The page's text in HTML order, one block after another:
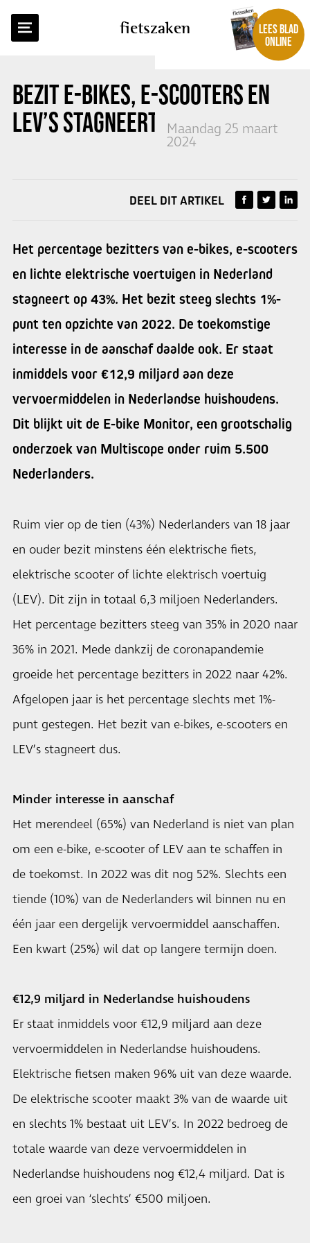
fietszaken
LEES BLAD
ONLINE
BEZIT E-BIKES, E-SCOOTERS EN
LEV’S STAGNEERT
Maandag 25 maart
2024
TERUG NAAR OVERZICHT
DEEL DIT ARTIKEL
Het percentage bezitters van e-bikes, e-scooters
en lichte elektrische voertuigen in Nederland
stagneert op 43%. Het bezit steeg slechts 1%-
punt ten opzichte van 2022. De toekomstige
interesse in de aanschaf daalde ook. Er staat
inmiddels voor €12,9 miljard aan deze
vervoermiddelen in Nederlandse huishoudens.
Dit blijkt uit de E-bike Monitor, een grootschalig
onderzoek van Multiscope onder ruim 5.500
Nederlanders.
Ruim vier op de tien (43%) Nederlanders van 18 jaar
en ouder bezit minstens één elektrische fiets,
elektrische scooter of lichte elektrisch voertuig
(LEV). Dit zijn in totaal 6,3 miljoen Nederlanders.
Het percentage bezitters steeg van 35% in 2020 naar
36% in 2021. Mede dankzij de coronapandemie
groeide het percentage bezitters in 2022 naar 42%.
Afgelopen jaar is het percentage slechts met 1%-
punt gestegen. Het bezit van e-bikes, e-scooters en
LEV’s stagneert dus.
Minder interesse in aanschaf
Het merendeel (65%) van Nederland is niet van plan
om een e-bike, e-scooter of LEV aan te schaffen in
de toekomst. In 2022 was dit nog 52%. Slechts een
tiende (10%) van de Nederlanders wil binnen nu en
één jaar een dergelijk vervoermiddel aanschaffen.
Een kwart (25%) wil dat op langere termijn doen.
€12,9 miljard in Nederlandse huishoudens
Er staat inmiddels voor €12,9 miljard aan deze
vervoermiddelen in Nederlandse huishoudens.
Elektrische fietsen maken 96% uit van deze waarde.
De elektrische scooter maakt 3% van de waarde uit
en slechts 1% bestaat uit LEV’s. In 2022 bedroeg de
totale waarde van deze vervoermiddelen in
Nederlandse huishoudens nog €12,4 miljard. Dat is
een groei van ‘slechts’ €500 miljoen.